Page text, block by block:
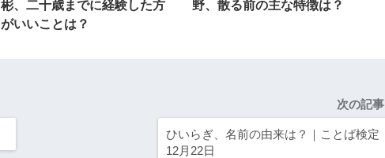
彬、二十歳までに経験した方
がいいことは？
野、散る前の主な特徴は？
次の記事
ひいらぎ、名前の由来は？｜ことば検定
12月22日